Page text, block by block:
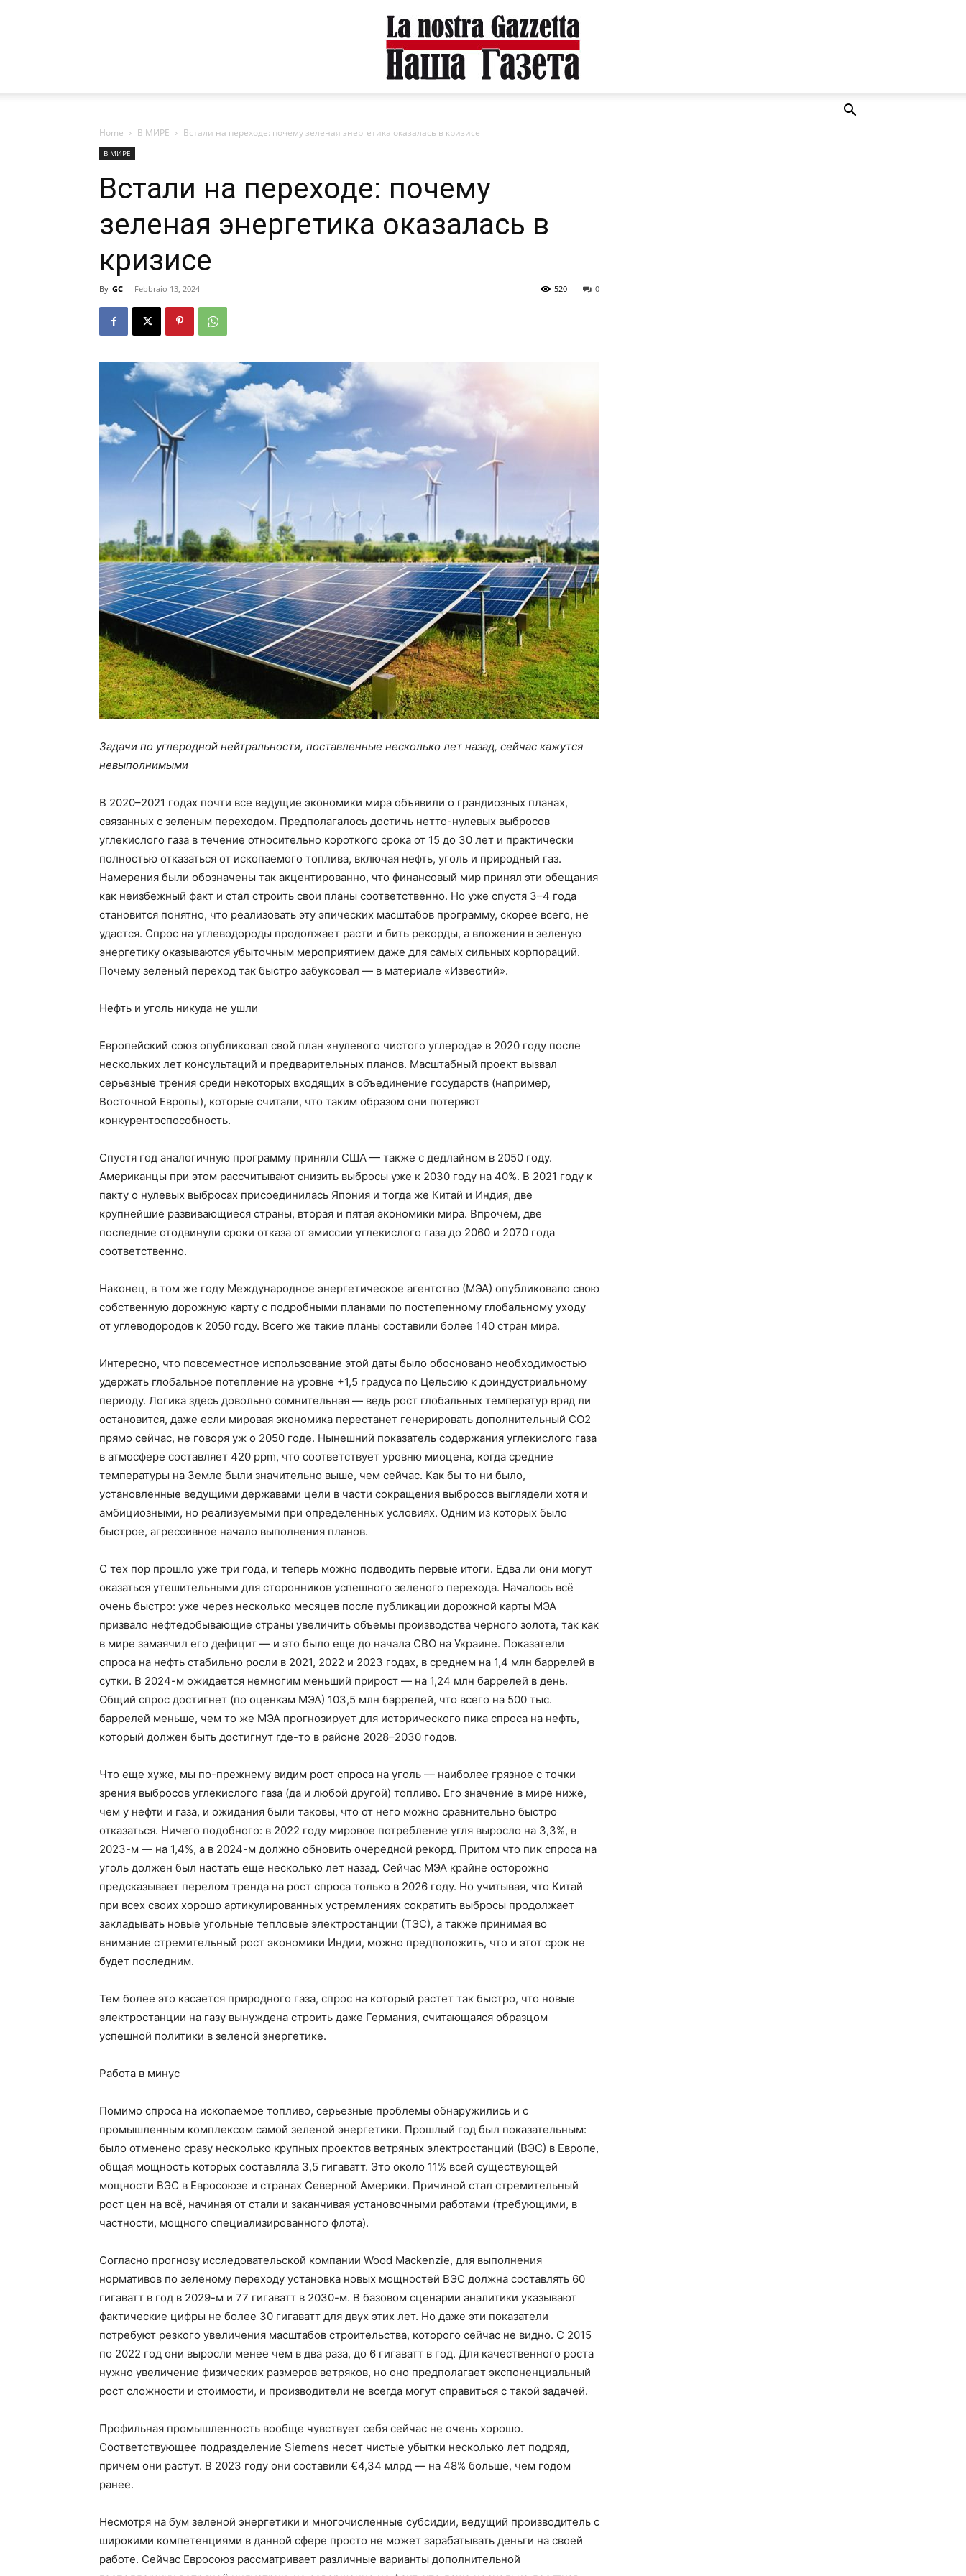
Home В МИРЕ Встали на переходе: почему зеленая энергетика оказалась в кризисе
В МИРЕ
Встали на переходе: почему
зеленая энергетика оказалась в
кризисе
By GC - Febbraio 13, 2024 0
520
Задачи по углеродной нейтральности, поставленные несколько лет назад, сейчас кажутся
невыполнимыми
В 2020–2021 годах почти все ведущие экономики мира объявили о грандиозных планах,
связанных с зеленым переходом. Предполагалось достичь нетто-нулевых выбросов
углекислого газа в течение относительно короткого срока от 15 до 30 лет и практически
полностью отказаться от ископаемого топлива, включая нефть, уголь и природный газ.
Намерения были обозначены так акцентированно, что финансовый мир принял эти обещания
как неизбежный факт и стал строить свои планы соответственно. Но уже спустя 3–4 года
становится понятно, что реализовать эту эпических масштабов программу, скорее всего, не
удастся. Спрос на углеводороды продолжает расти и бить рекорды, а вложения в зеленую
энергетику оказываются убыточным мероприятием даже для самых сильных корпораций.
Почему зеленый переход так быстро забуксовал — в материале «Известий».
Нефть и уголь никуда не ушли
Европейский союз опубликовал свой план «нулевого чистого углерода» в 2020 году после
нескольких лет консультаций и предварительных планов. Масштабный проект вызвал
серьезные трения среди некоторых входящих в объединение государств (например,
Восточной Европы), которые считали, что таким образом они потеряют
конкурентоспособность.
Спустя год аналогичную программу приняли США — также с дедлайном в 2050 году.
Американцы при этом рассчитывают снизить выбросы уже к 2030 году на 40%. В 2021 году к
пакту о нулевых выбросах присоединилась Япония и тогда же Китай и Индия, две
крупнейшие развивающиеся страны, вторая и пятая экономики мира. Впрочем, две
последние отодвинули сроки отказа от эмиссии углекислого газа до 2060 и 2070 года
соответственно.
Наконец, в том же году Международное энергетическое агентство (МЭА) опубликовало свою
собственную дорожную карту с подробными планами по постепенному глобальному уходу
от углеводородов к 2050 году. Всего же такие планы составили более 140 стран мира.
Интересно, что повсеместное использование этой даты было обосновано необходимостью
удержать глобальное потепление на уровне +1,5 градуса по Цельсию к доиндустриальному
периоду. Логика здесь довольно сомнительная — ведь рост глобальных температур вряд ли
остановится, даже если мировая экономика перестанет генерировать дополнительный CO2
прямо сейчас, не говоря уж о 2050 годе. Нынешний показатель содержания углекислого газа
в атмосфере составляет 420 ppm, что соответствует уровню миоцена, когда средние
температуры на Земле были значительно выше, чем сейчас. Как бы то ни было,
установленные ведущими державами цели в части сокращения выбросов выглядели хотя и
амбициозными, но реализуемыми при определенных условиях. Одним из которых было
быстрое, агрессивное начало выполнения планов.
С тех пор прошло уже три года, и теперь можно подводить первые итоги. Едва ли они могут
оказаться утешительными для сторонников успешного зеленого перехода. Началось всё
очень быстро: уже через несколько месяцев после публикации дорожной карты МЭА
призвало нефтедобывающие страны увеличить объемы производства черного золота, так как
в мире замаячил его дефицит — и это было еще до начала СВО на Украине. Показатели
спроса на нефть стабильно росли в 2021, 2022 и 2023 годах, в среднем на 1,4 млн баррелей в
сутки. В 2024-м ожидается немногим меньший прирост — на 1,24 млн баррелей в день.
Общий спрос достигнет (по оценкам МЭА) 103,5 млн баррелей, что всего на 500 тыс.
баррелей меньше, чем то же МЭА прогнозирует для исторического пика спроса на нефть,
который должен быть достигнут где-то в районе 2028–2030 годов.
Что еще хуже, мы по-прежнему видим рост спроса на уголь — наиболее грязное с точки
зрения выбросов углекислого газа (да и любой другой) топливо. Его значение в мире ниже,
чем у нефти и газа, и ожидания были таковы, что от него можно сравнительно быстро
отказаться. Ничего подобного: в 2022 году мировое потребление угля выросло на 3,3%, в
2023-м — на 1,4%, а в 2024-м должно обновить очередной рекорд. Притом что пик спроса на
уголь должен был настать еще несколько лет назад. Сейчас МЭА крайне осторожно
предсказывает перелом тренда на рост спроса только в 2026 году. Но учитывая, что Китай
при всех своих хорошо артикулированных устремлениях сократить выбросы продолжает
закладывать новые угольные тепловые электростанции (ТЭС), а также принимая во
внимание стремительный рост экономики Индии, можно предположить, что и этот срок не
будет последним.
Тем более это касается природного газа, спрос на который растет так быстро, что новые
электростанции на газу вынуждена строить даже Германия, считающаяся образцом
успешной политики в зеленой энергетике.
Работа в минус
Помимо спроса на ископаемое топливо, серьезные проблемы обнаружились и с
промышленным комплексом самой зеленой энергетики. Прошлый год был показательным:
было отменено сразу несколько крупных проектов ветряных электростанций (ВЭС) в Европе,
общая мощность которых составляла 3,5 гигаватт. Это около 11% всей существующей
мощности ВЭС в Евросоюзе и странах Северной Америки. Причиной стал стремительный
рост цен на всё, начиная от стали и заканчивая установочными работами (требующими, в
частности, мощного специализированного флота).
Согласно прогнозу исследовательской компании Wood Mackenzie, для выполнения
нормативов по зеленому переходу установка новых мощностей ВЭС должна составлять 60
гигаватт в год в 2029-м и 77 гигаватт в 2030-м. В базовом сценарии аналитики указывают
фактические цифры не более 30 гигаватт для двух этих лет. Но даже эти показатели
потребуют резкого увеличения масштабов строительства, которого сейчас не видно. С 2015
по 2022 год они выросли менее чем в два раза, до 6 гигаватт в год. Для качественного роста
нужно увеличение физических размеров ветряков, но оно предполагает экспоненциальный
рост сложности и стоимости, и производители не всегда могут справиться с такой задачей.
Профильная промышленность вообще чувствует себя сейчас не очень хорошо.
Соответствующее подразделение Siemens несет чистые убытки несколько лет подряд,
причем они растут. В 2023 году они составили €4,34 млрд — на 48% больше, чем годом
ранее.
Несмотря на бум зеленой энергетики и многочисленные субсидии, ведущий производитель с
широкими компетенциями в данной сфере просто не может зарабатывать деньги на своей
работе. Сейчас Евросоюз рассматривает различные варианты дополнительной